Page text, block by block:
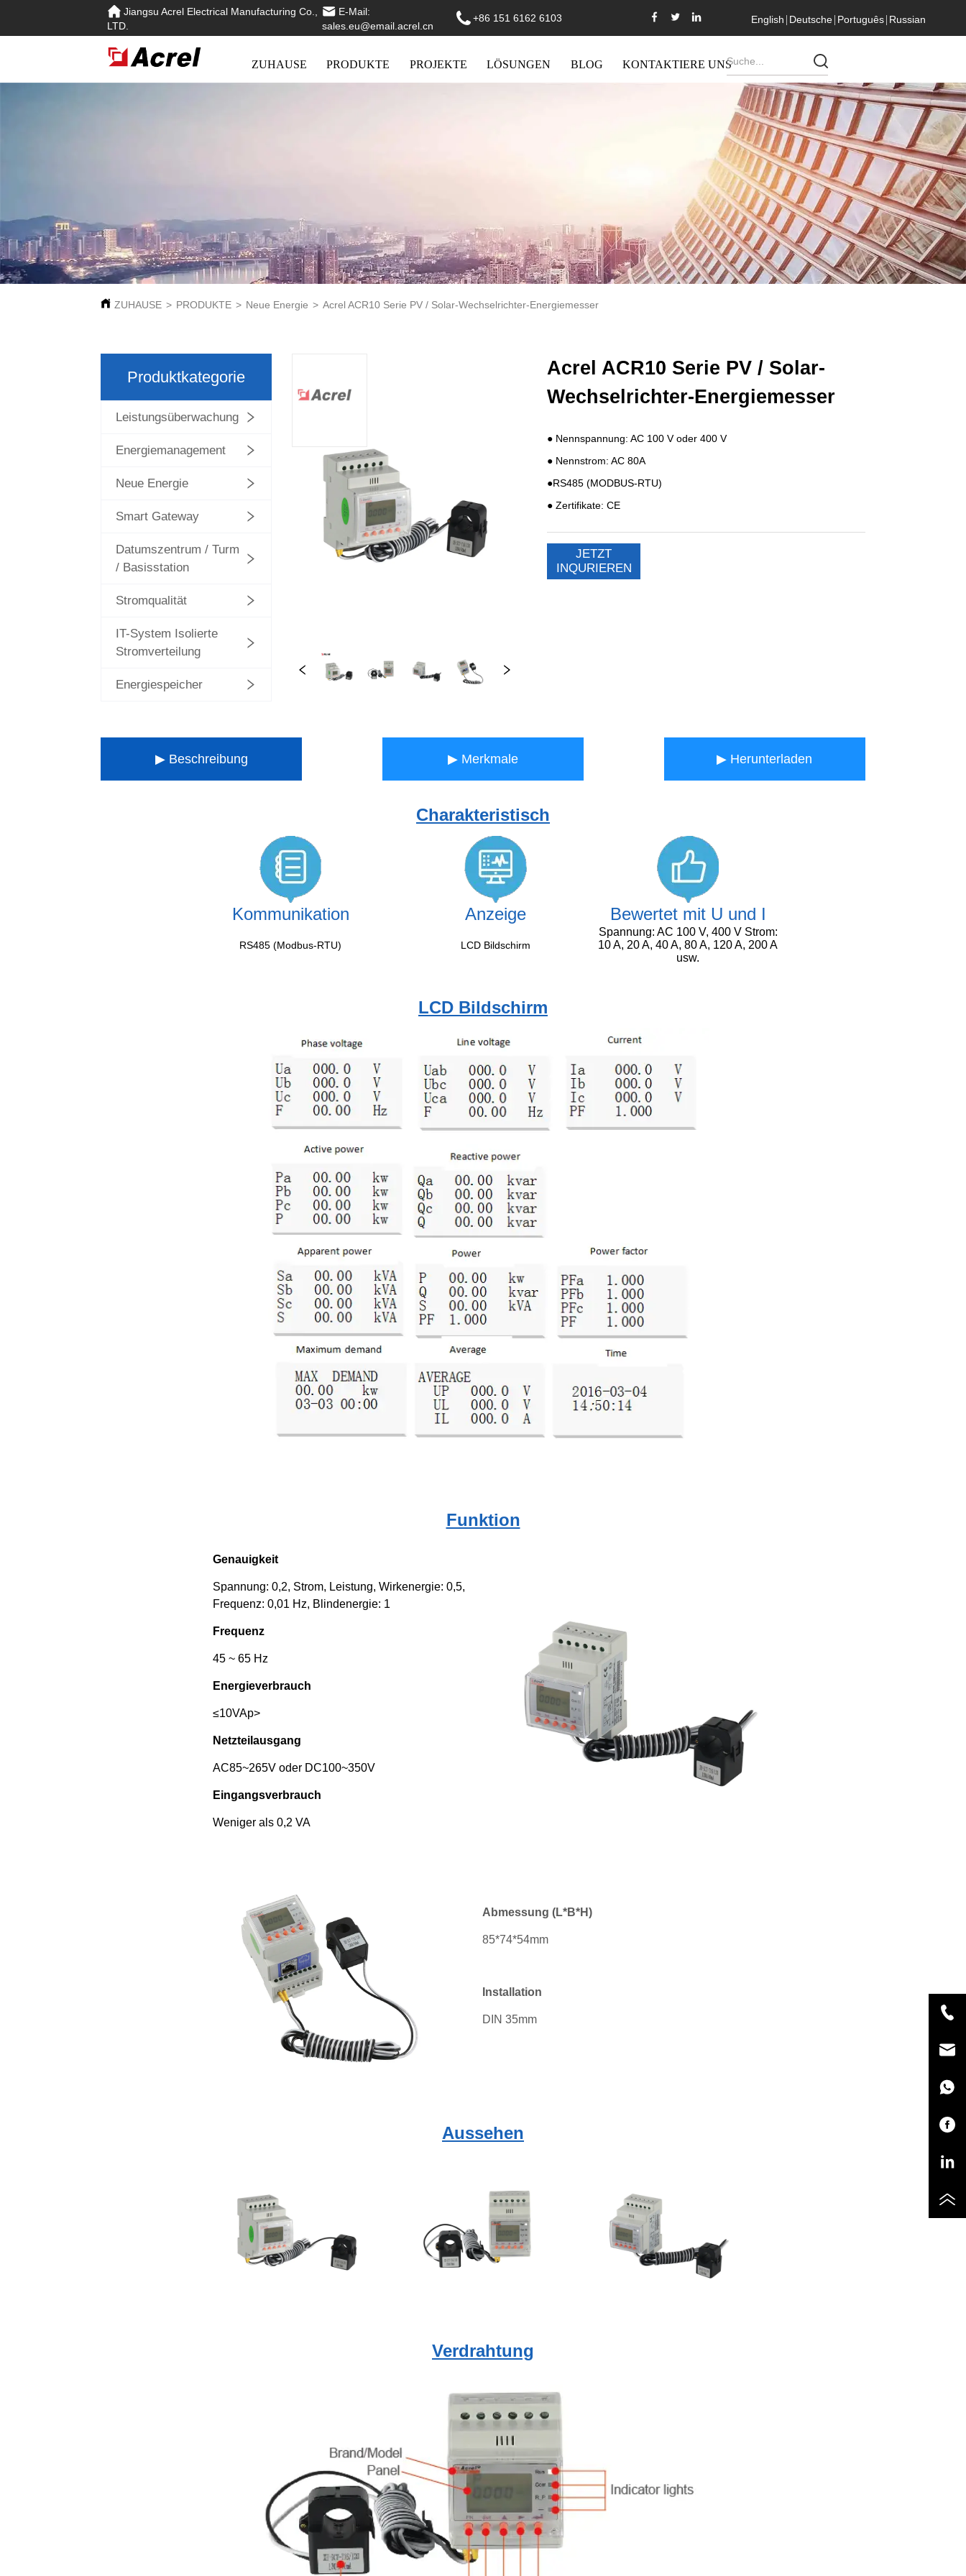
Jiangsu Acrel Electrical Manufacturing Co.,
LTD.
E-Mail:
sales.eu@email.acrel.cn
+86 151 6162 6103 English Deutsche Português Russian
ZUHAUSE PRODUKTE PROJEKTE LÖSUNGEN BLOG KONTAKTIERE UNS
ZUHAUSE > PRODUKTE > Neue Energie > Acrel ACR10 Serie PV / Solar-Wechselrichter-Energiemesser
Produktkategorie
Leistungsüberwachung
Energiemanagement
Neue Energie
Smart Gateway
Datumszentrum / Turm
/ Basisstation
Stromqualität
IT-System Isolierte
Stromverteilung
Energiespeicher
Acrel ACR10 Serie PV / Solar-
Wechselrichter-Energiemesser
JETZT
INQURIEREN
▶ Beschreibung ▶ Merkmale ▶ Herunterladen